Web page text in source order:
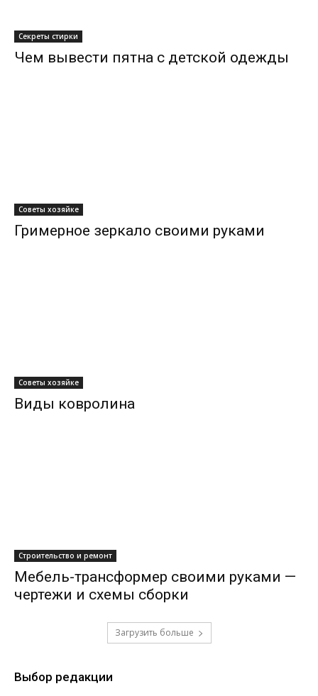
Секреты стирки
Чем вывести пятна с детской одежды
Советы хозяйке
Гримерное зеркало своими руками
Советы хозяйке
Виды ковролина
Строительство и ремонт
Мебель-трансформер своими руками —
чертежи и схемы сборки
Загрузить больше
Выбор редакции